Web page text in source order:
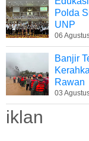
Polda
UNP
06
Banjir
Rawan
03
iklan